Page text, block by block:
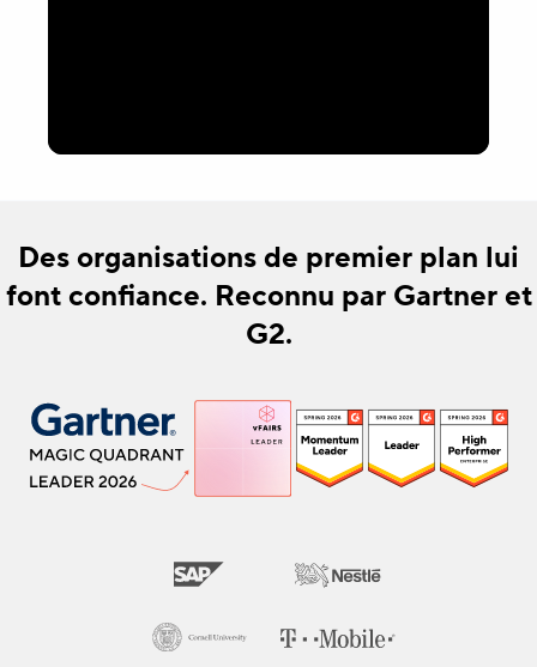
Des organisations de premier plan lui
font confiance. Reconnu par Gartner et
G2.